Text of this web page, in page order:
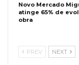
Novo Mercado
atinge 65% de
obra
PREV NEXT